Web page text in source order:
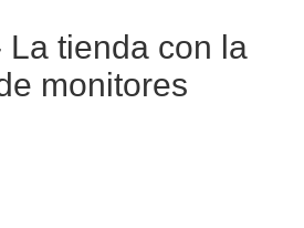
La tienda con la
monitores